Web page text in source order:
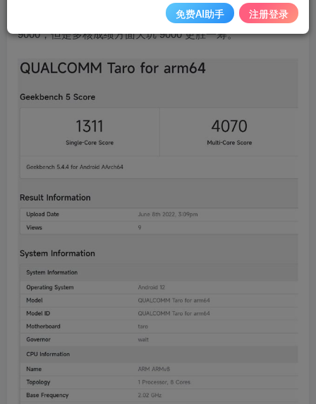
联发科天玑 9000 相比，骁龙 8 + 单核成绩略胜于天玑
9000，但是多核成绩方面天玑 9000 更胜一筹。
免费AI助手 注册登录